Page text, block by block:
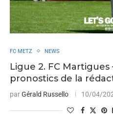
FC METZ NEWS
Ligue 2. FC Martigues
pronostics de la
parGérald Russello 10/04/